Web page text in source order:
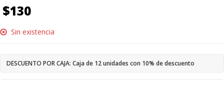
$130
Sin existencia
DESCUENTO POR CAJA: Caja de 12 unidades con 10% de descuento